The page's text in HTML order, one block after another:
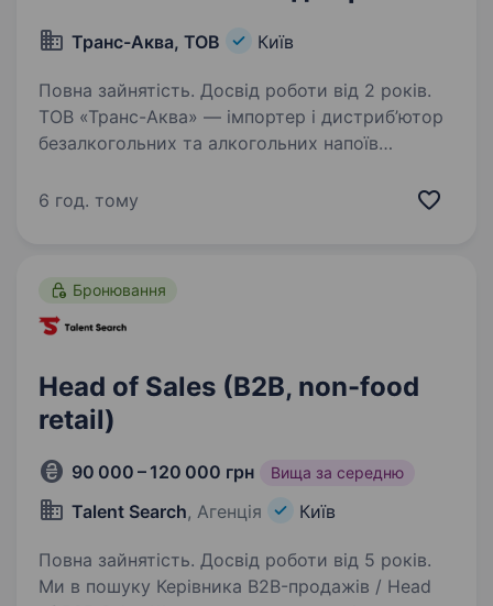
Транс-Аква, ТОВ Київ
Повна зайнятість. Досвід роботи від 2 років.
ТОВ «Транс-Аква» — імпортер і дистриб’ютор
безалкогольних та алкогольних напоїв
регіонального менеджера для розвитку
6 год. тому
Бронювання
Head of Sales (B2B, non-food
retail)
90 000 – 120 000 грн Вища за середню
Talent Search, Агенція Київ
Повна зайнятість. Досвід роботи від 5 років.
Ми в пошуку Керівника B2B-продажів / Head